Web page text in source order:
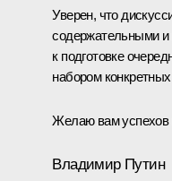
Уверен, что
содержательными и
к подготовке
набором
Желаю вам успехов
Владимир Путин